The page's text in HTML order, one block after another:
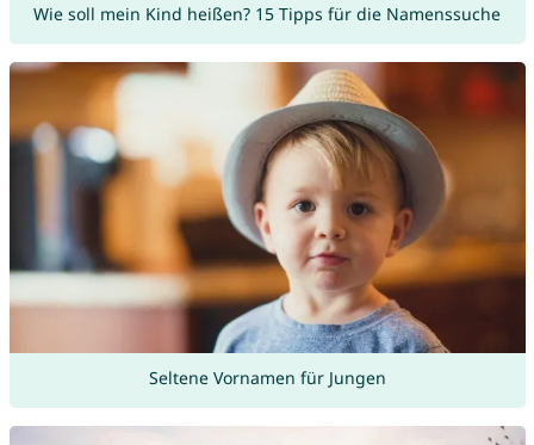
Wie soll mein Kind heißen? 15 Tipps für die Namenssuche
Seltene Vornamen für Jungen